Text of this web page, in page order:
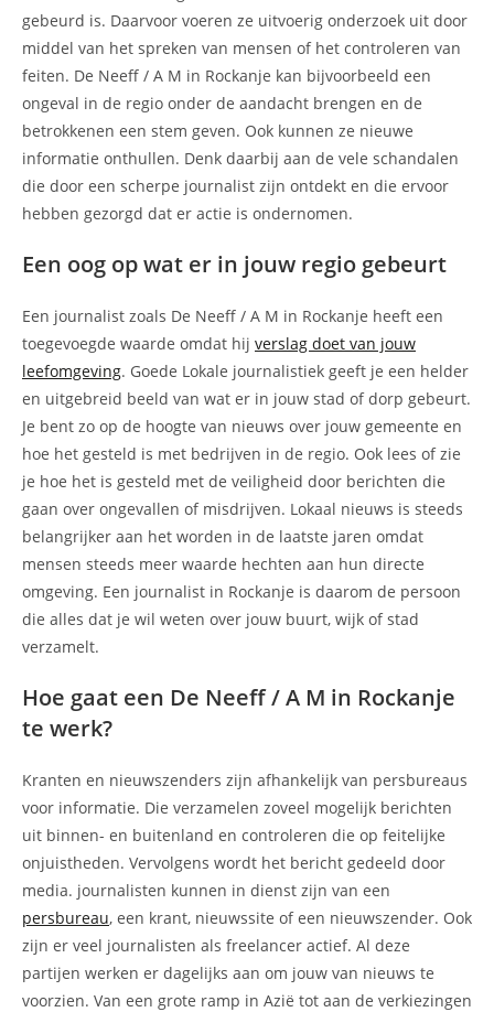
gebeurd is. Daarvoor voeren ze uitvoerig onderzoek uit door
middel van het spreken van mensen of het controleren van
feiten. De Neeff / A M in Rockanje kan bijvoorbeeld een
ongeval in de regio onder de aandacht brengen en de
betrokkenen een stem geven. Ook kunnen ze nieuwe
informatie onthullen. Denk daarbij aan de vele schandalen
die door een scherpe journalist zijn ontdekt en die ervoor
hebben gezorgd dat er actie is ondernomen.
Een oog op wat er in jouw regio gebeurt
Een journalist zoals De Neeff / A M in Rockanje heeft een
toegevoegde waarde omdat hij verslag doet van jouw
leefomgeving. Goede Lokale journalistiek geeft je een helder
en uitgebreid beeld van wat er in jouw stad of dorp gebeurt.
Je bent zo op de hoogte van nieuws over jouw gemeente en
hoe het gesteld is met bedrijven in de regio. Ook lees of zie
je hoe het is gesteld met de veiligheid door berichten die
gaan over ongevallen of misdrijven. Lokaal nieuws is steeds
belangrijker aan het worden in de laatste jaren omdat
mensen steeds meer waarde hechten aan hun directe
omgeving. Een journalist in Rockanje is daarom de persoon
die alles dat je wil weten over jouw buurt, wijk of stad
verzamelt.
Hoe gaat een De Neeff / A M in Rockanje
te werk?
Kranten en nieuwszenders zijn afhankelijk van persbureaus
voor informatie. Die verzamelen zoveel mogelijk berichten
uit binnen- en buitenland en controleren die op feitelijke
onjuistheden. Vervolgens wordt het bericht gedeeld door
media. journalisten kunnen in dienst zijn van een
persbureau, een krant, nieuwssite of een nieuwszender. Ook
zijn er veel journalisten als freelancer actief. Al deze
partijen werken er dagelijks aan om jouw van nieuws te
voorzien. Van een grote ramp in Azië tot aan de verkiezingen